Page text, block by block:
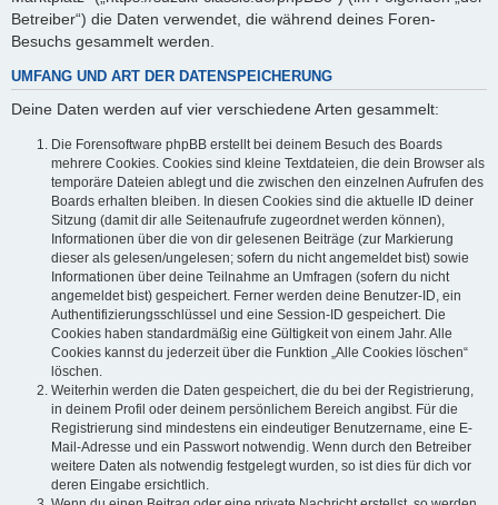
Betreiber“) die Daten verwendet, die während deines Foren-
Besuchs gesammelt werden.
UMFANG UND ART DER DATENSPEICHERUNG
Deine Daten werden auf vier verschiedene Arten gesammelt:
Die Forensoftware phpBB erstellt bei deinem Besuch des Boards
mehrere Cookies. Cookies sind kleine Textdateien, die dein Browser als
temporäre Dateien ablegt und die zwischen den einzelnen Aufrufen des
Boards erhalten bleiben. In diesen Cookies sind die aktuelle ID deiner
Sitzung (damit dir alle Seitenaufrufe zugeordnet werden können),
Informationen über die von dir gelesenen Beiträge (zur Markierung
dieser als gelesen/ungelesen; sofern du nicht angemeldet bist) sowie
Informationen über deine Teilnahme an Umfragen (sofern du nicht
angemeldet bist) gespeichert. Ferner werden deine Benutzer-ID, ein
Authentifizierungsschlüssel und eine Session-ID gespeichert. Die
Cookies haben standardmäßig eine Gültigkeit von einem Jahr. Alle
Cookies kannst du jederzeit über die Funktion „Alle Cookies löschen“
löschen.
Weiterhin werden die Daten gespeichert, die du bei der Registrierung,
in deinem Profil oder deinem persönlichem Bereich angibst. Für die
Registrierung sind mindestens ein eindeutiger Benutzername, eine E-
Mail-Adresse und ein Passwort notwendig. Wenn durch den Betreiber
weitere Daten als notwendig festgelegt wurden, so ist dies für dich vor
deren Eingabe ersichtlich.